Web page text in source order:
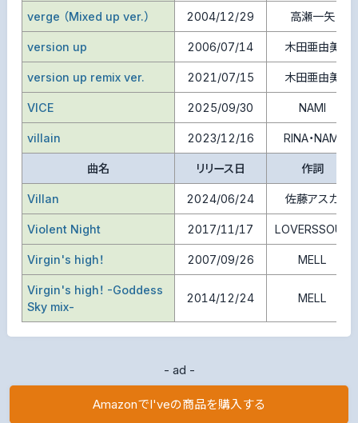
verge （Mixed up ver.） 2004/12/29 高瀬一矢
version up 2006/07/14 木田亜由美
version up remix ver. 2021/07/15 木田亜由美
VICE 2025/09/30 NAMI
villain 2023/12/16 RINA・NAMI
曲名 リリース日 作詞
Villan 2024/06/24 佐藤アスカ
Violent Night 2017/11/17 LOVERSSOUL
Virgin's high！ 2007/09/26 MELL
Virgin's high！ -Goddess
Sky mix-
2014/12/24 MELL
- ad -
AmazonでI'veの商品を購入する